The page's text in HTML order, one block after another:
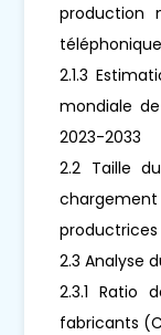
production
2.1.3
mondiale
2023-2033
2.2 Taille
productrices
2.3 Analyse
2.3.1 Ratio
fabricants